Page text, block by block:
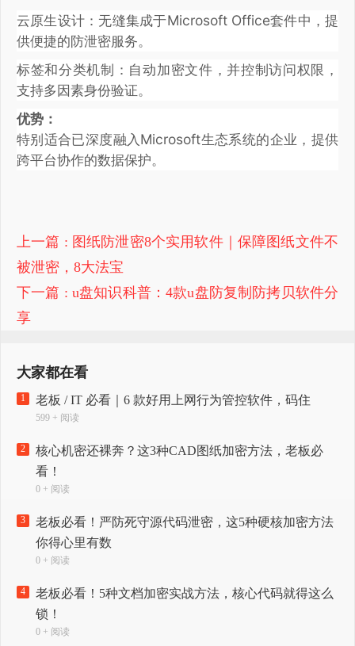
云原生设计：无缝集成于Microsoft Office套件中，提
供便捷的防泄密服务。
标签和分类机制：自动加密文件，并控制访问权限，
支持多因素身份验证。
优势：
特别适合已深度融入Microsoft生态系统的企业，提供
跨平台协作的数据保护。
上一篇 : 图纸防泄密8个实用软件｜保障图纸文件不
被泄密，8大法宝
下一篇 : u盘知识科普：4款u盘防复制防拷贝软件分
享
大家都在看
1 老板 / IT 必看｜6 款好用上网行为管控软件，码住
599 + 阅读
2
核心机密还裸奔？这3种CAD图纸加密方法，老板必
看！
0 + 阅读
3
老板必看！严防死守源代码泄密，这5种硬核加密方法
你得心里有数
0 + 阅读
4
老板必看！5种文档加密实战方法，核心代码就得这么
锁！
0 + 阅读